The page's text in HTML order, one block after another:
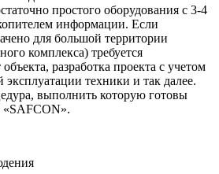
простого оборудования с 3-4
информации. Если
для большой территории
комплекса) требуется
разработка проекта с учетом
техники и так далее.
выполнить которую готовы
«SAFCON».